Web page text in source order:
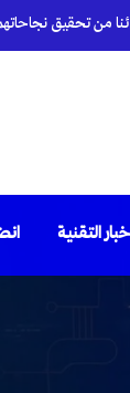
من تحقيق
التقنية